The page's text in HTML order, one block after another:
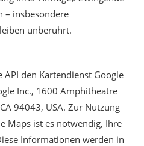
– insbesondere
unberührt.
API den Kartendienst Google
Inc., 1600 Amphitheatre
94043, USA. Zur Nutzung
Maps ist es notwendig, Ihre
Informationen werden in